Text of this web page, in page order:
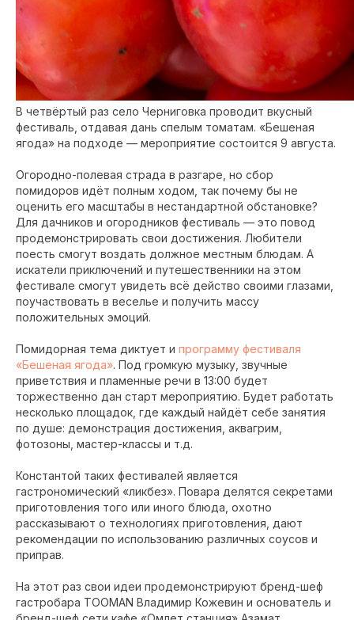
В четвёртый раз село Черниговка проводит вкусный
фестиваль, отдавая дань спелым томатам. «Бешеная
ягода» на подходе — мероприятие состоится 9 августа.
Огородно-полевая страда в разгаре, но сбор
помидоров идёт полным ходом, так почему бы не
оценить его масштабы в нестандартной обстановке?
Для дачников и огородников фестиваль — это повод
продемонстрировать свои достижения. Любители
поесть смогут воздать должное местным блюдам. А
искатели приключений и путешественники на этом
фестивале смогут увидеть всё действо своими глазами,
поучаствовать в веселье и получить массу
положительных эмоций.
Помидорная тема диктует и программу фестиваля
«Бешеная ягода». Под громкую музыку, звучные
приветствия и пламенные речи в 13:00 будет
торжественно дан старт мероприятию. Будет работать
несколько площадок, где каждый найдёт себе занятия
по душе: демонстрация достижения, аквагрим,
фотозоны, мастер-классы и т.д.
Константой таких фестивалей является
гастрономический «ликбез». Повара делятся секретами
приготовления того или иного блюда, охотно
рассказывают о технологиях приготовления, дают
рекомендации по использованию различных соусов и
приправ.
На этот раз свои идеи продемонстрируют бренд-шеф
гастробара TOOMAN Владимир Кожевин и основатель и